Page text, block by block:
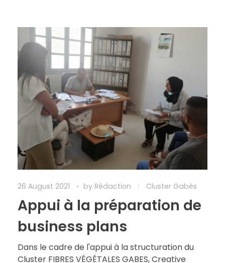
26 August 2021 by Rédaction Cluster Gabès
Appui à la préparation de
business plans
Dans le cadre de l'appui à la structuration du
Cluster FIBRES VÉGÉTALES GABES, Creative